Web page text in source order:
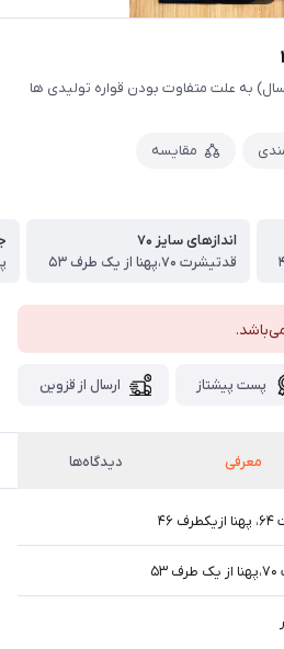
(۱۲ تا سایز ۳۸ بزرگسال) به علت متفاوت بودن قواره تولیدی ها
مقایسه
اندازهای سایز ۷۰
قدتیشرت ۷۰،پهنا از یک طرف ۵۳
پست پیشتاز ارسال از قزوین
معرفی دیدگاه‌ها